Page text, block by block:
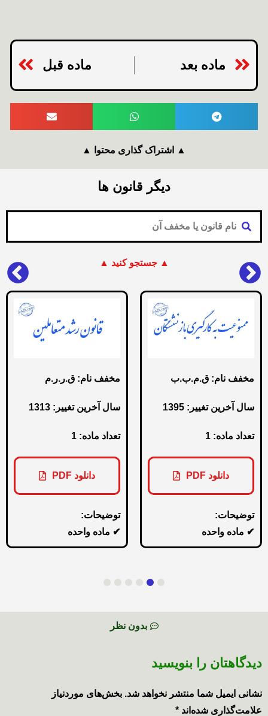
ماده بعد ماده قبل
▲ اشتراک گذاری محتوا ▲
دیگر قانون ها
▲ جستجو کنید ▲
مخفف نام: ق.م.ب.ب
سال آخرین تغییر: 1395
تعداد ماده: 1
دانلود PDF
توضیحات:
✔ ماده واحده
مخفف نام: ق.ر.ر.م
سال آخرین تغییر: 1313
تعداد ماده: 1
دانلود PDF
توضیحات:
✔ ماده واحده
1
2
3
بدون نظر
دیدگاهتان را بنویسید
نشانی ایمیل شما منتشر نخواهد شد. بخش‌های موردنیاز
علامت‌گذاری شده‌اند *